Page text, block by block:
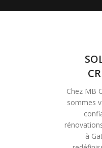
Chez MB
sommes
à